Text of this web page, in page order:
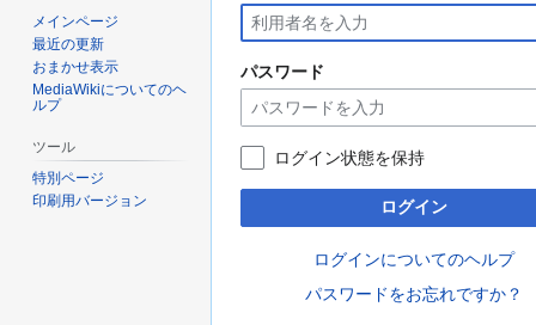
ビ
ゲ
ー
シ
ョ
ン
に
動
索
に
移
動
パスワード
ログイン状態を保持
ログイン
ログインについてのヘルプ
パスワードをお忘れですか？
メインページ
最近の更新
おまかせ表示
MediaWikiについてのヘ
ルプ
ツール
特別ページ
印刷用バージョン